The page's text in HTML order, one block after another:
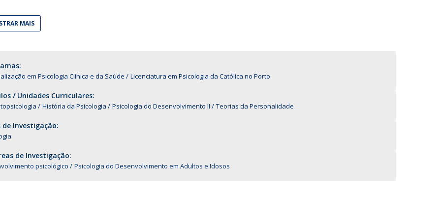
Associação de Antigos Alunos de Psicologia
MAIS
em Psicologia Clínica e da Saúde Licenciatura em Psicologia da Católica no Porto
/ Unidades Curriculares:
História da Psicologia Psicologia do Desenvolvimento II Teorias da Personalidade
de Investigação:
de Investigação:
psicológico Psicologia do Desenvolvimento em Adultos e Idosos